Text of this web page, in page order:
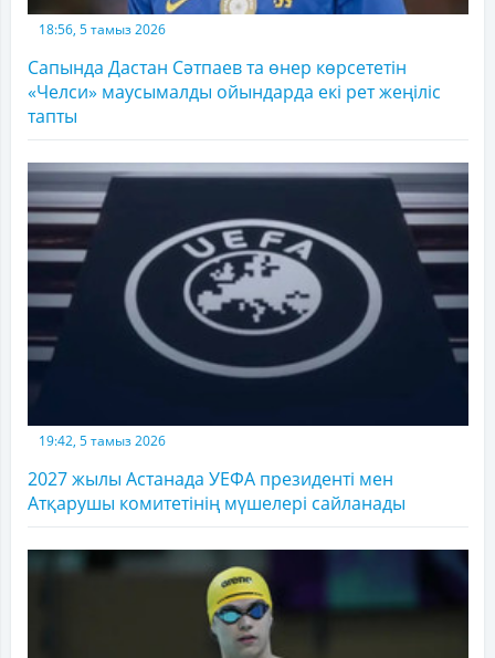
18:56, 5 тамыз 2026
Сапында Дастан Сәтпаев та өнер көрсететін
«Челси» маусымалды ойындарда екі рет жеңіліс
тапты
19:42, 5 тамыз 2026
2027 жылы Астанада УЕФА президенті мен
Атқарушы комитетінің мүшелері сайланады